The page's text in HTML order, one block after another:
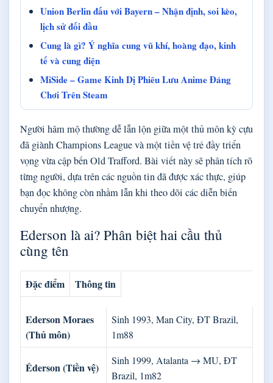
Union Berlin đấu với Bayern – Nhận định, soi kèo,
lịch sử đối đầu
Cung là gì? Ý nghĩa cung vũ khí, hoàng đạo, kinh
tế và cung điện
MiSide – Game Kinh Dị Phiêu Lưu Anime Đáng
Chơi Trên Steam
Người hâm mộ thường dễ lẫn lộn giữa một thủ môn kỳ cựu
đã giành Champions League và một tiền vệ trẻ đầy triển
vọng vừa cập bến Old Trafford. Bài viết này sẽ phân tích rõ
từng người, dựa trên các nguồn tin đã được xác thực, giúp
bạn đọc không còn nhầm lẫn khi theo dõi các diễn biến
chuyển nhượng.
Ederson là ai? Phân biệt hai cầu thủ
cùng tên
Đặc điểm Thông tin
Ederson Moraes
(Thủ môn)
Sinh 1993, Man City, ĐT Brazil,
1m88
Éderson (Tiền vệ)
Sinh 1999, Atalanta → MU, ĐT
Brazil, 1m82